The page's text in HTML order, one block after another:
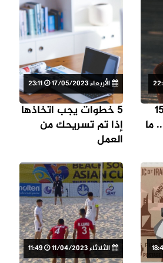
1500
ما
الأربعاء 17/05/2023 23:11
5 خطوات يجب اتخاذها
إذا تم تسريحك من
العمل
الثلاثاء 11/04/2023